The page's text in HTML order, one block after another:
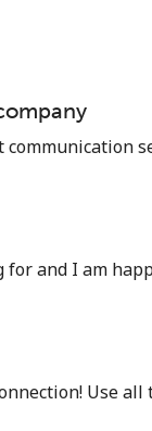
and I am
Use all